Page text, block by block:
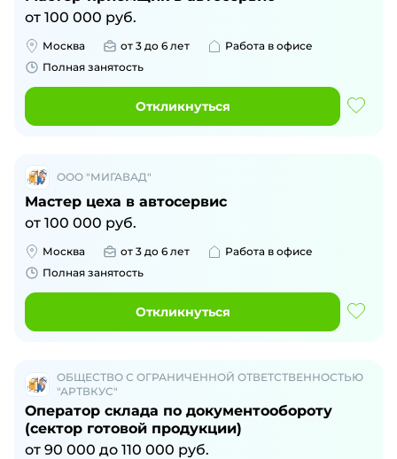
от 100 000 руб.
Москва от 3 до 6 лет
Работа в офисе
Полная занятость
Откликнуться
ООО "МИГАВАД"
Мастер цеха в автосервис
от 100 000 руб.
Москва от 3 до 6 лет
Работа в офисе
Полная занятость
Откликнуться
ОБЩЕСТВО С ОГРАНИЧЕННОЙ ОТВЕТСТВЕННОСТЬЮ
"АРТВКУС"
Оператор склада по документообороту
(сектор готовой продукции)
от 90 000 до 110 000 руб.